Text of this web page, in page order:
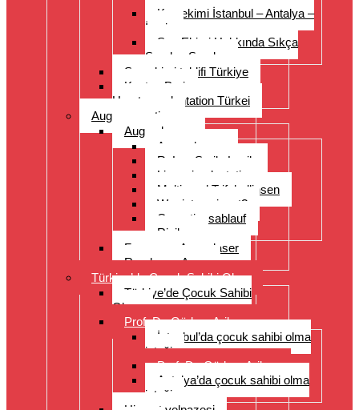
Kaş ekimi İstanbul – Antalya –
İzmir
Saç Ekimi Hakkında Sıkça
Sorulan Sorular
Saç ekimi teklifi Türkiye
Kosten Preise
Haartransplantation Türkei
Augenoperation
Augen lasern
Augen lasern
ReLex Smile Lasik
Linsenimplantation
Multi- und Trifokallinsen
Wer ist geeignet?
Operationsablauf
Risiken
Fragen zu Augenlaser
Rund ums Auge
Türkiye’de Çocuk Sahibi Olma
Türkiye’de Çocuk Sahibi
Olma
Prof. Dr. Gürkan Arikan
İstanbul’da çocuk sahibi olma
isteği
Prof. Dr. Gürkan Arikan
Antalya’da çocuk sahibi olma
isteği